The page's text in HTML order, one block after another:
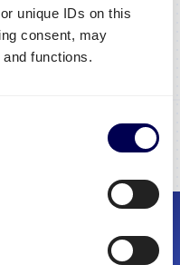
unique IDs on this
consent, may
functions.
die Quicargo